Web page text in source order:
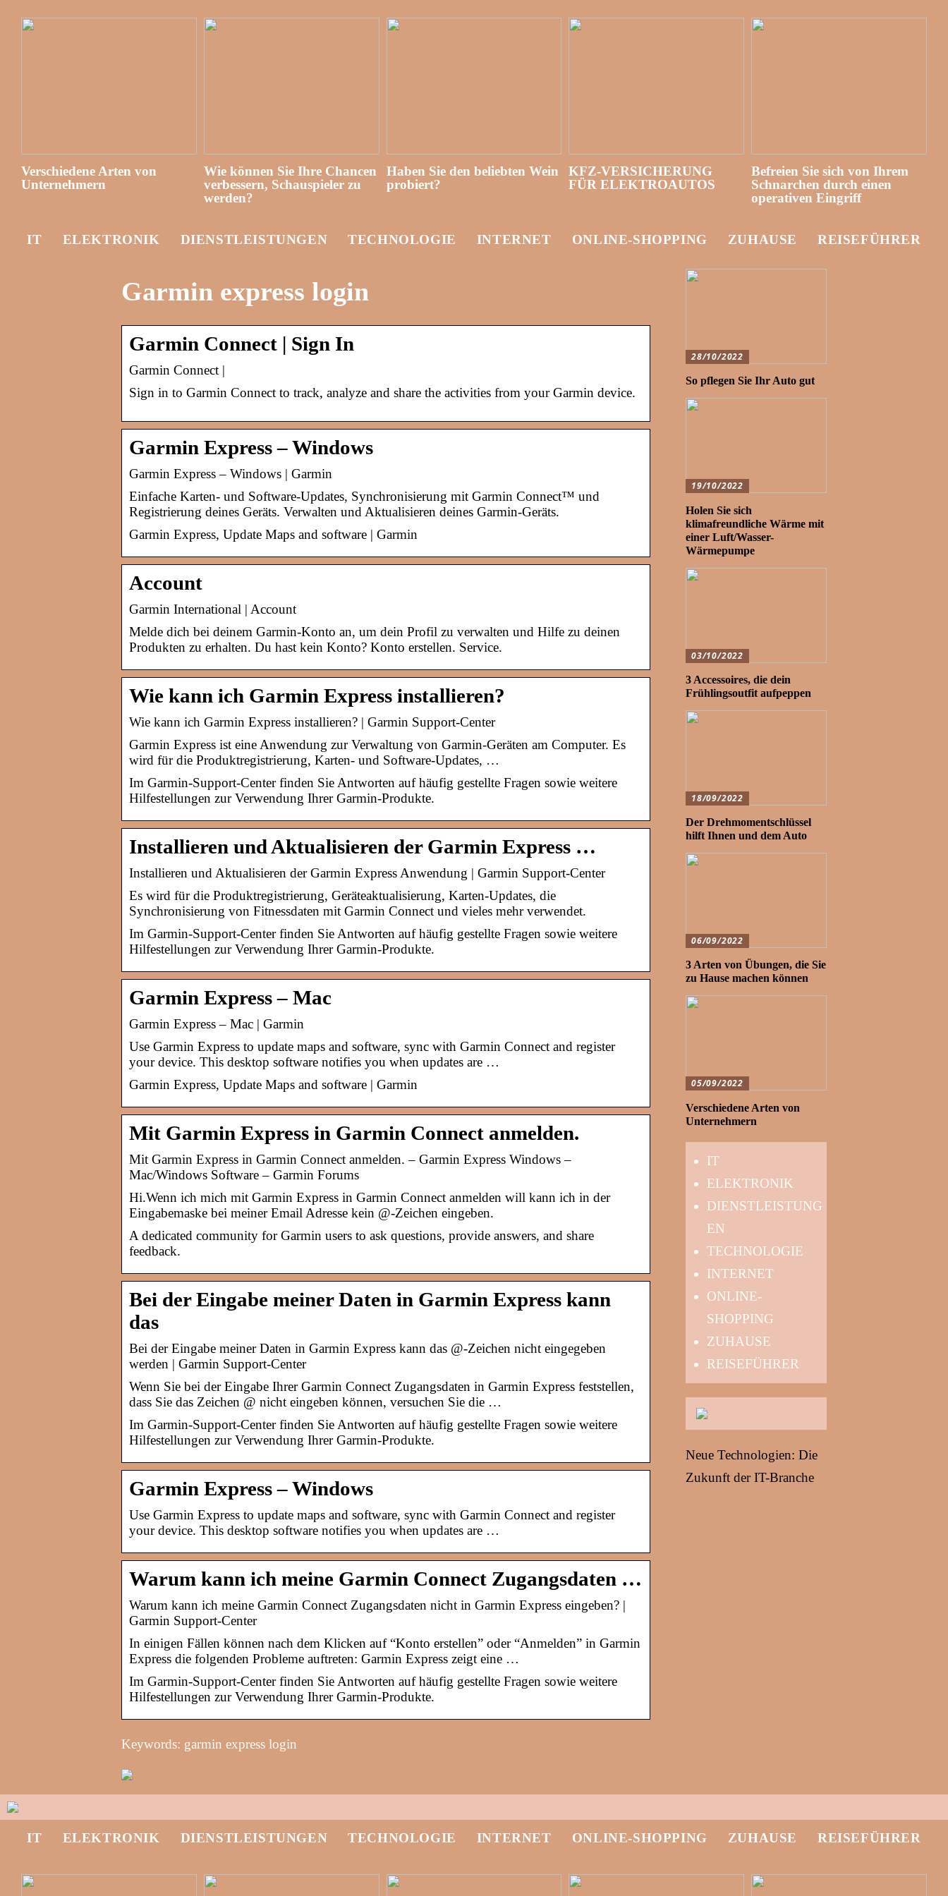
Verschiedene Arten von
Unternehmern
Wie können Sie Ihre Chancen
verbessern, Schauspieler zu
werden?
Haben Sie den beliebten Wein
probiert?
KFZ-VERSICHERUNG
FÜR ELEKTROAUTOS
Befreien Sie sich von Ihrem
Schnarchen durch einen
operativen Eingriff
IT ELEKTRONIK DIENSTLEISTUNGEN TECHNOLOGIE INTERNET ONLINE-SHOPPING ZUHAUSE REISEFÜHRER
Garmin express login
Garmin Connect | Sign In
Garmin Connect |
Sign in to Garmin Connect to track, analyze and share the activities from your Garmin device.
Garmin Express – Windows
Garmin Express – Windows | Garmin
Einfache Karten- und Software-Updates, Synchronisierung mit Garmin Connect™ und
Registrierung deines Geräts. Verwalten und Aktualisieren deines Garmin-Geräts.
Garmin Express, Update Maps and software | Garmin
Account
Garmin International | Account
Melde dich bei deinem Garmin-Konto an, um dein Profil zu verwalten und Hilfe zu deinen
Produkten zu erhalten. Du hast kein Konto? Konto erstellen. Service.
Wie kann ich Garmin Express installieren?
Wie kann ich Garmin Express installieren? | Garmin Support-Center
Garmin Express ist eine Anwendung zur Verwaltung von Garmin-Geräten am Computer. Es
wird für die Produktregistrierung, Karten- und Software-Updates, …
Im Garmin-Support-Center finden Sie Antworten auf häufig gestellte Fragen sowie weitere
Hilfestellungen zur Verwendung Ihrer Garmin-Produkte.
Installieren und Aktualisieren der Garmin Express …
Installieren und Aktualisieren der Garmin Express Anwendung | Garmin Support-Center
Es wird für die Produktregistrierung, Geräteaktualisierung, Karten-Updates, die
Synchronisierung von Fitnessdaten mit Garmin Connect und vieles mehr verwendet.
Im Garmin-Support-Center finden Sie Antworten auf häufig gestellte Fragen sowie weitere
Hilfestellungen zur Verwendung Ihrer Garmin-Produkte.
Garmin Express – Mac
Garmin Express – Mac | Garmin
Use Garmin Express to update maps and software, sync with Garmin Connect and register
your device. This desktop software notifies you when updates are …
Garmin Express, Update Maps and software | Garmin
Mit Garmin Express in Garmin Connect anmelden.
Mit Garmin Express in Garmin Connect anmelden. – Garmin Express Windows –
Mac/Windows Software – Garmin Forums
Hi.Wenn ich mich mit Garmin Express in Garmin Connect anmelden will kann ich in der
Eingabemaske bei meiner Email Adresse kein @-Zeichen eingeben.
A dedicated community for Garmin users to ask questions, provide answers, and share
feedback.
Bei der Eingabe meiner Daten in Garmin Express kann
das
Bei der Eingabe meiner Daten in Garmin Express kann das @-Zeichen nicht eingegeben
werden | Garmin Support-Center
Wenn Sie bei der Eingabe Ihrer Garmin Connect Zugangsdaten in Garmin Express feststellen,
dass Sie das Zeichen @ nicht eingeben können, versuchen Sie die …
Im Garmin-Support-Center finden Sie Antworten auf häufig gestellte Fragen sowie weitere
Hilfestellungen zur Verwendung Ihrer Garmin-Produkte.
Garmin Express – Windows
Use Garmin Express to update maps and software, sync with Garmin Connect and register
your device. This desktop software notifies you when updates are …
Warum kann ich meine Garmin Connect Zugangsdaten …
Warum kann ich meine Garmin Connect Zugangsdaten nicht in Garmin Express eingeben? |
Garmin Support-Center
In einigen Fällen können nach dem Klicken auf “Konto erstellen” oder “Anmelden” in Garmin
Express die folgenden Probleme auftreten: Garmin Express zeigt eine …
Im Garmin-Support-Center finden Sie Antworten auf häufig gestellte Fragen sowie weitere
Hilfestellungen zur Verwendung Ihrer Garmin-Produkte.
Keywords: garmin express login
28/10/2022
So pflegen Sie Ihr Auto gut
19/10/2022
Holen Sie sich
klimafreundliche Wärme mit
einer Luft/Wasser-
Wärmepumpe
03/10/2022
3 Accessoires, die dein
Frühlingsoutfit aufpeppen
18/09/2022
Der Drehmomentschlüssel
hilft Ihnen und dem Auto
06/09/2022
3 Arten von Übungen, die Sie
zu Hause machen können
05/09/2022
Verschiedene Arten von
Unternehmern
IT
ELEKTRONIK
DIENSTLEISTUNG
EN
TECHNOLOGIE
INTERNET
ONLINE-
SHOPPING
ZUHAUSE
REISEFÜHRER
Neue Technologien: Die
Zukunft der IT-Branche
IT ELEKTRONIK DIENSTLEISTUNGEN TECHNOLOGIE INTERNET ONLINE-SHOPPING ZUHAUSE REISEFÜHRER